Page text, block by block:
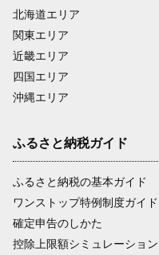
北海道エリア
関東エリア
近畿エリア
四国エリア
沖縄エリア
ふるさと納税ガイド
ふるさと納税の基本ガイド
ワンストップ特例制度ガイド
確定申告のしかた
控除上限額シミュレーション